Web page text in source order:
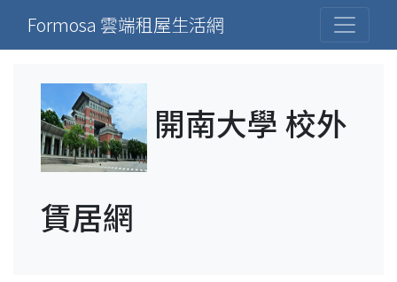
Formosa 雲端租屋生活網
開南大學 校外
賃居網